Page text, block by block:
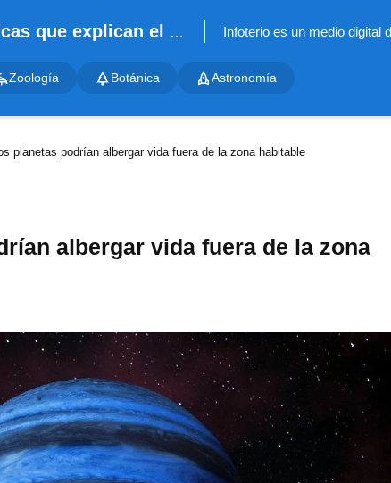
Infoterio - Noticias científicas que explican el mundo
Zoología Botánica Astronomía
planetas podrían albergar vida fuera de la zona habitable
albergar vida fuera de la zona